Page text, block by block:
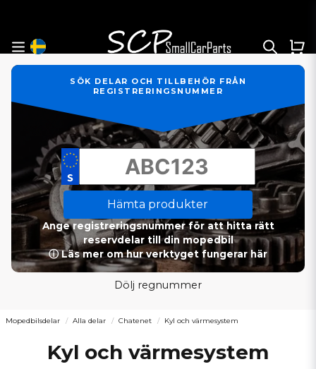
SÖK DELAR OCH TILLBEHÖR FRÅN
REGISTRERINGSNUMMER
Hämta produkter
Ange registreringsnummer för att hitta rätt
reservdelar till din mopedbil
ⓘ Läs mer om hur verktyget fungerar här
Dölj regnummer
Mopedbilsdelar Alla delar Chatenet Kyl och värmesystem
Kyl och värmesystem